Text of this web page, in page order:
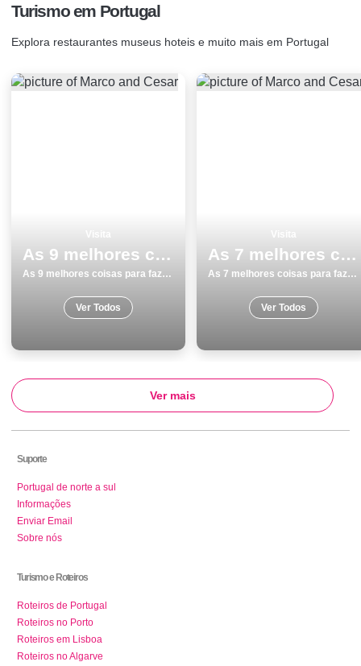
Turismo em Portugal
Explora restaurantes museus hoteis e muito mais em Portugal
As 9 melhores coisas para fazer e visitar na Ericeira
As 9 melhores coisas para fazer e visitar na Ericeira
Ver Todos
As 7 melhores coisas para fazer e visitar no Porto
As 7 melhores coisas para fazer e visitar no Porto
Ver Todos
Ver mais
Suporte
Portugal de norte a sul
Informações
Enviar Email
Sobre nós
Turismo e Roteiros
Roteiros de Portugal
Roteiros no Porto
Roteiros em Lisboa
Roteiros no Algarve